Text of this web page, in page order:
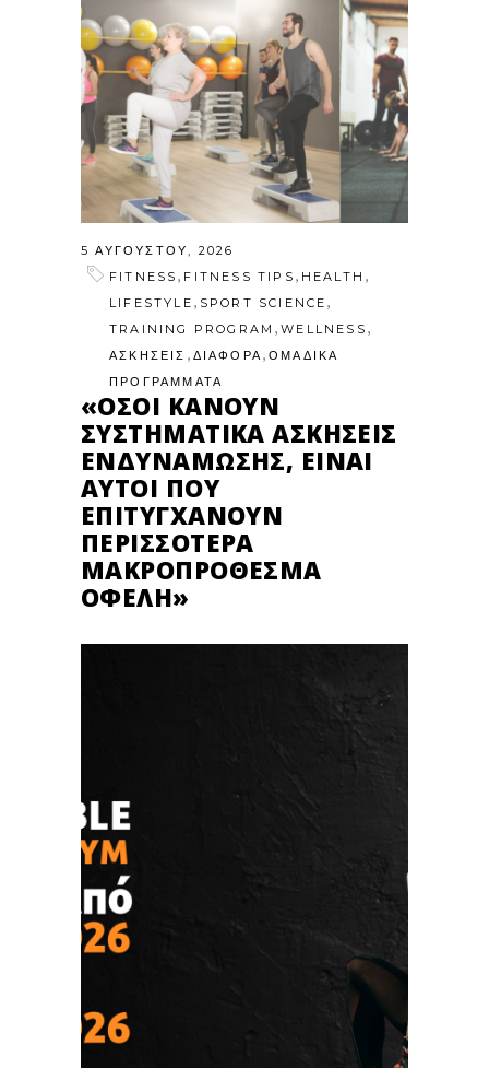
5 ΑΥΓΟΎΣΤΟΥ, 2026
FITNESS , FITNESS TIPS , HEALTH ,
LIFESTYLE , SPORT SCIENCE ,
TRAINING PROGRAM ,WELLNESS ,
ΑΣΚΗΣΕΙΣ , ΔΙΑΦΟΡΑ ,ΟΜΑΔΙΚΑ
ΠΡΟΓΡΑΜΜΑΤΑ
«ΌΣΟΙ ΚΆΝΟΥΝ
ΣΥΣΤΗΜΑΤΙΚΆ ΑΣΚΉΣΕΙΣ
ΕΝΔΥΝΆΜΩΣΗΣ, ΕΊΝΑΙ
ΑΥΤΟΊ ΠΟΥ
ΕΠΙΤΥΓΧΆΝΟΥΝ
ΠΕΡΙΣΣΌΤΕΡΑ
ΜΑΚΡΟΠΡΌΘΕΣΜΑ
ΟΦΈΛΗ»